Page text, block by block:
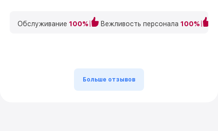
Обслуживание 100% Вежливость персонала 100%
Больше отзывов